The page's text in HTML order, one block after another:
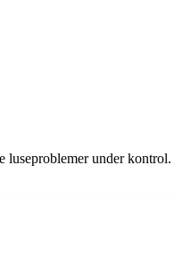
luseproblemer under kontrol.